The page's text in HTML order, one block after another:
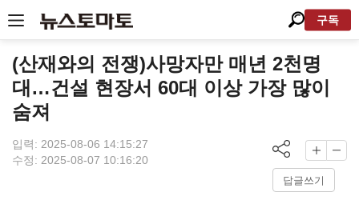
구독
(산재와의 전쟁)사망자만 매년 2천명
대…건설 현장서 60대 이상 가장 많이
숨져
입력: 2025-08-06 14:15:27
수정: 2025-08-07 10:16:20
답글쓰기